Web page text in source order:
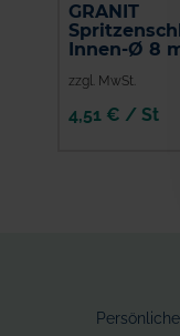
GRANIT
Innen-Ø 8
zzgl. MwSt.
4,51 € / St